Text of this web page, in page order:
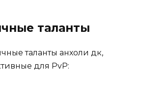
таланты
таланты анхоли дк,
для PvP: